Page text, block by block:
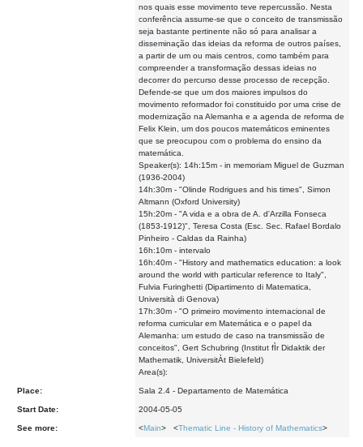
nos quais esse movimento teve repercussão. Nesta
conferência assume-se que o conceito de transmissão
seja bastante pertinente não só para analisar a
disseminação das ideias da reforma de outros países,
a partir de um ou mais centros, como também para
compreender a transformação dessas ideias no
decorrer do percurso desse processo de recepção.
Defende-se que um dos maiores impulsos do
movimento reformador foi constituido por uma crise de
modernização na Alemanha e a agenda de reforma de
Felix Klein, um dos poucos matemáticos eminentes
que se preocupou com o problema do ensino da
matemática.
Speaker(s): 14h:15m - in memoriam Miguel de Guzman
(1936-2004)
14h:30m - "Olinde Rodrigues and his times", Simon
Altmann (Oxford University)
15h:20m - "A vida e a obra de A. d'Arzilla Fonseca
(1853-1912)", Teresa Costa (Esc. Sec. Rafael Bordalo
Pinheiro - Caldas da Rainha)
16h:10m - intervalo
16h:40m - "History and mathematics education: a look
around the world with particular reference to Italy",
Fulvia Furinghetti (Dipartimento di Matematica,
Università di Genova)
17h:30m - "O primeiro movimento internacional de
reforma curricular em Matemática e o papel da
Alemanha: um estudo de caso na transmissão de
conceitos", Gert Schubring (Institut fÌr Didaktik der
Mathematik, UniversitÀt Bielefeld)
Area(s):
Place: Sala 2.4 - Departamento de Matemática
Start Date: 2004-05-05
See more: <Main> <Thematic Line - History of Mathematics>